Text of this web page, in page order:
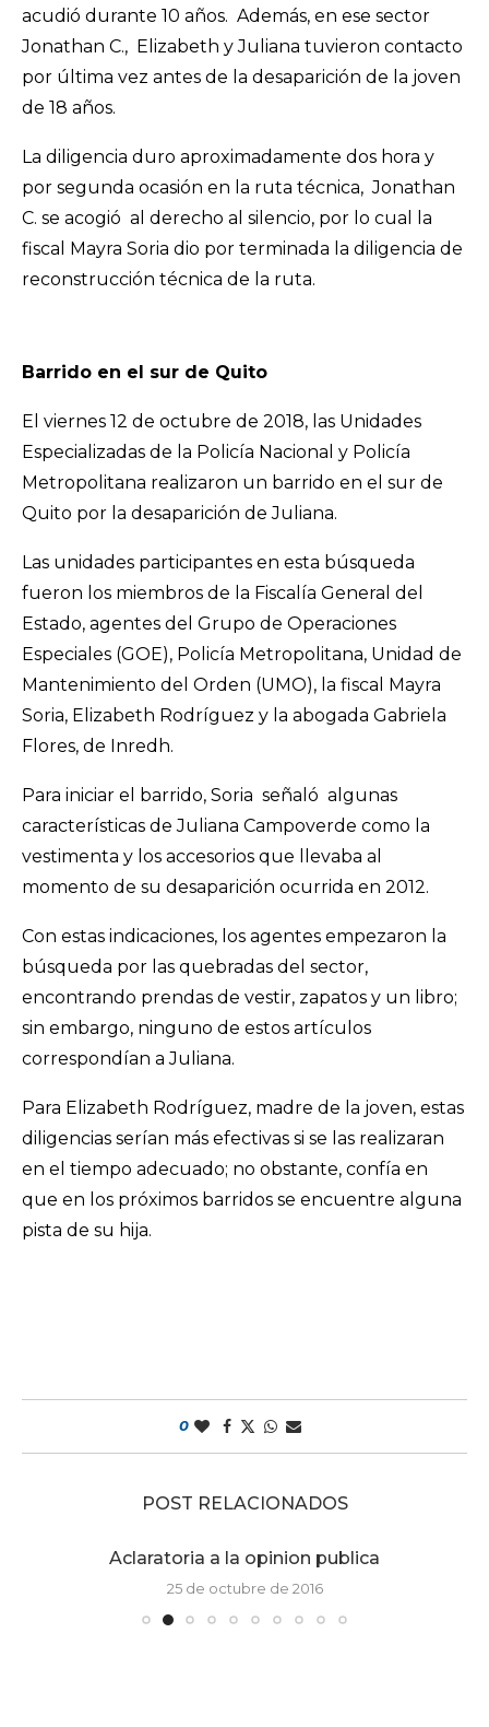
acudió durante 10 años. Además, en ese sector
Jonathan C., Elizabeth y Juliana tuvieron contacto
por última vez antes de la desaparición de la joven
de 18 años.
La diligencia duro aproximadamente dos hora y
por segunda ocasión en la ruta técnica, Jonathan
C. se acogió al derecho al silencio, por lo cual la
fiscal Mayra Soria dio por terminada la diligencia de
reconstrucción técnica de la ruta.
Barrido en el sur de Quito
El viernes 12 de octubre de 2018, las Unidades
Especializadas de la Policía Nacional y Policía
Metropolitana realizaron un barrido en el sur de
Quito por la desaparición de Juliana.
Las unidades participantes en esta búsqueda
fueron los miembros de la Fiscalía General del
Estado, agentes del Grupo de Operaciones
Especiales (GOE), Policía Metropolitana, Unidad de
Mantenimiento del Orden (UMO), la fiscal Mayra
Soria, Elizabeth Rodríguez y la abogada Gabriela
Flores, de Inredh.
Para iniciar el barrido, Soria señaló algunas
características de Juliana Campoverde como la
vestimenta y los accesorios que llevaba al
momento de su desaparición ocurrida en 2012.
Con estas indicaciones, los agentes empezaron la
búsqueda por las quebradas del sector,
encontrando prendas de vestir, zapatos y un libro;
sin embargo, ninguno de estos artículos
correspondían a Juliana.
Para Elizabeth Rodríguez, madre de la joven, estas
diligencias serían más efectivas si se las realizaran
en el tiempo adecuado; no obstante, confía en
que en los próximos barridos se encuentre alguna
pista de su hija.
0
POST RELACIONADOS
Aclaratoria a la opinion publica
25 de octubre de 2016